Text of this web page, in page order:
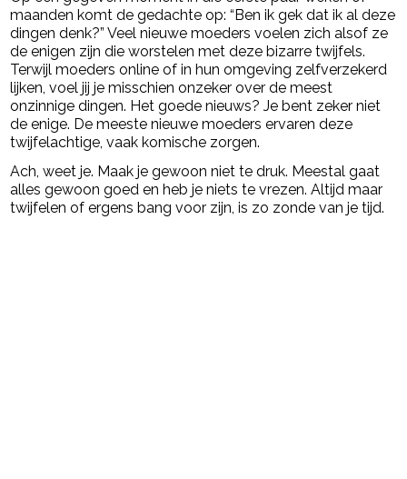
maanden komt de gedachte op: “Ben ik gek dat ik al deze
dingen denk?” Veel nieuwe moeders voelen zich alsof ze
de enigen zijn die worstelen met deze bizarre twijfels.
Terwijl moeders online of in hun omgeving zelfverzekerd
lijken, voel jij je misschien onzeker over de meest
onzinnige dingen. Het goede nieuws? Je bent zeker niet
de enige. De meeste nieuwe moeders ervaren deze
twijfelachtige, vaak komische zorgen.
Ach, weet je. Maak je gewoon niet te druk. Meestal gaat
alles gewoon goed en heb je niets te vrezen. Altijd maar
twijfelen of ergens bang voor zijn, is zo zonde van je tijd.